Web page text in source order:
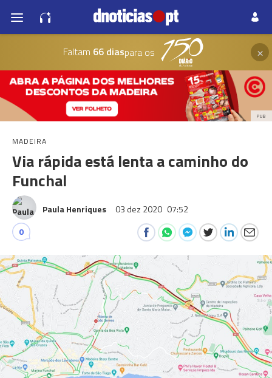
Faltam 66 diaspara os ×
PUB
MADEIRA
Via rápida está lenta a caminho do
Funchal
Paula Henriques 03 dez 2020 07:52
0